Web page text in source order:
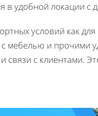
удобной локации с
условий как
мебелью и прочими
связи с клиентами.